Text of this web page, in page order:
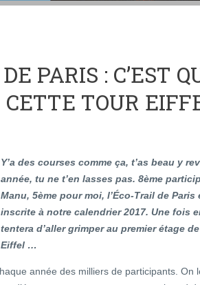
PARIS : C’EST
TOUR
Y’a des courses comme ça, t’as beau y
année, tu ne t’en lasses pas. 8ème
Manu, 5ème pour moi, l’Éco-Trail de Paris
inscrite à notre calendrier 2017. Une fois
tentera d’aller grimper au premier étage
Eiffel …
année des milliers de participants. On